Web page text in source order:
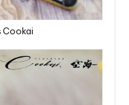
Cookai